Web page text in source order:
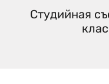
Студийная